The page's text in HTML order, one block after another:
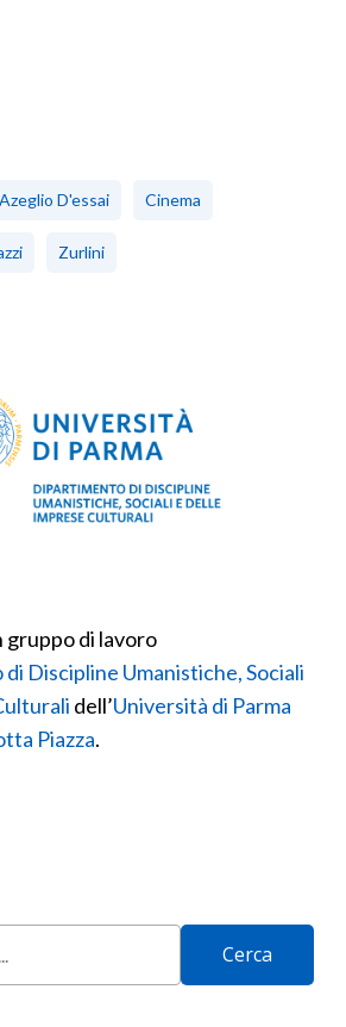
D'essai Cinema
Zurlini
gruppo di lavoro
Discipline Umanistiche, Sociali
dell’Università di Parma
Piazza.
Cerca